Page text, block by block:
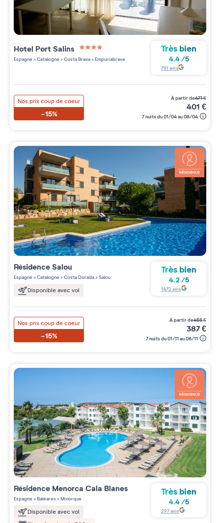
Hotel Port Salins
4 étoiles sur 5
Espagne>Catalogne>Costa Brava>Empuriabrava
Très bien
4.4/5
791 avis
Nos prix coup de coeur
-15%
à partir de471€
401 €
7 nuits du 01/04 au 08/04
RésidenceSalou
Espagne>Catalogne>Costa Dorada>Salou
Disponible avec vol
Très bien
4.2/5
1472 avis
Nos prix coup de coeur
-15%
à partir de455€
387€
7 nuits du 01/11 au 08/11
Résidence Menorca Cala Blanes
Espagne>Baléares>Minorque
Disponible avec vol
Très bien
4.4 /5
297avis